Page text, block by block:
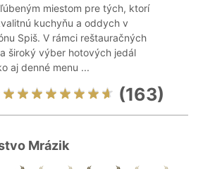
miestom pre tých, ktorí
kuchyňu a oddych v
Spiš. V rámci reštauračných
široký výber hotových jedál
aj denné menu ...
(163)
Mrázik